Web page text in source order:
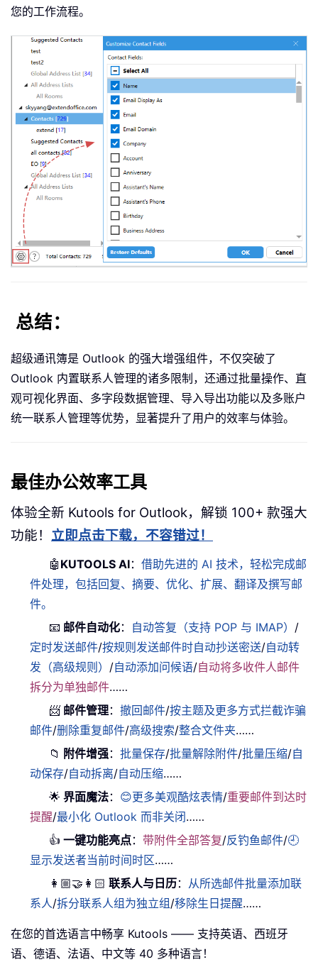
您的工作流程。
总结：
超级通讯簿是 Outlook 的强大增强组件，不仅突破了
Outlook 内置联系人管理的诸多限制，还通过批量操作、直
观可视化界面、多字段数据管理、导入导出功能以及多账户
统一联系人管理等优势，显著提升了用户的效率与体验。
最佳办公效率工具
体验全新 Kutools for Outlook，解锁 100+ 款强大
功能！ 立即点击下载，不容错过！
🤖 KUTOOLS AI：借助先进的 AI 技术，轻松完成邮
件处理，包括回复、摘要、优化、扩展、翻译及撰写邮
件。
📧 邮件自动化： 自动答复（支持 POP 与 IMAP） /
定时发送邮件/按规则发送邮件时自动抄送密送/自动转
发（高级规则） /自动添加问候语/自动将多收件人邮件
拆分为单独邮件……
📨 邮件管理：撤回邮件/按主题及更多方式拦截诈骗
邮件/删除重复邮件/高级搜索/整合文件夹……
📁 附件增强：批量保存/批量解除附件/批量压缩/自
动保存/自动拆离/自动压缩……
🌟 界面魔法： 😊更多美观酷炫表情/重要邮件到达时
提醒/最小化 Outlook 而非关闭……
👍 一键功能亮点：带附件全部答复/反钓鱼邮件/🕘
显示发送者当前时间时区……
👩🏼‍🤝‍👩🏻 联系人与日历： 从所选邮件批量添加联
系人/拆分联系人组为独立组 /移除生日提醒……
在您的首选语言中畅享 Kutools —— 支持英语、西班牙
语、德语、法语、中文等 40 多种语言！